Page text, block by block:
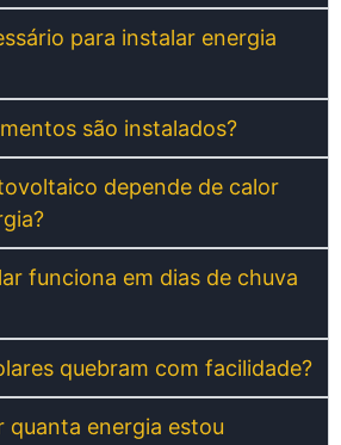
para instalar energia
são instalados?
depende de calor
funciona em dias de chuva
quebram com facilidade?
quanta energia estou